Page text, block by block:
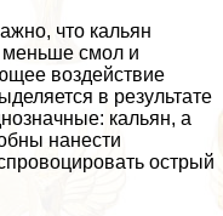
что кальян
меньше смол и
воздействие
в результате
кальян, а
нанести
острый